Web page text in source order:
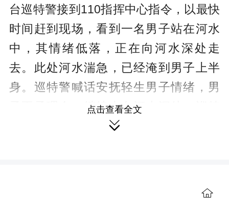
台巡特警接到110指挥中心指令，以最快
时间赶到现场，看到一名男子站在河水
中，其情绪低落，正在向河水深处走
去。此处河水湍急，已经淹到男子上半
身。巡特警喊话安抚轻生男子情绪，男
子不予理会，继续走向河水深处。巡特
警大队队员彭兴林见状，“扑通”一声，跳
点击查看全文
